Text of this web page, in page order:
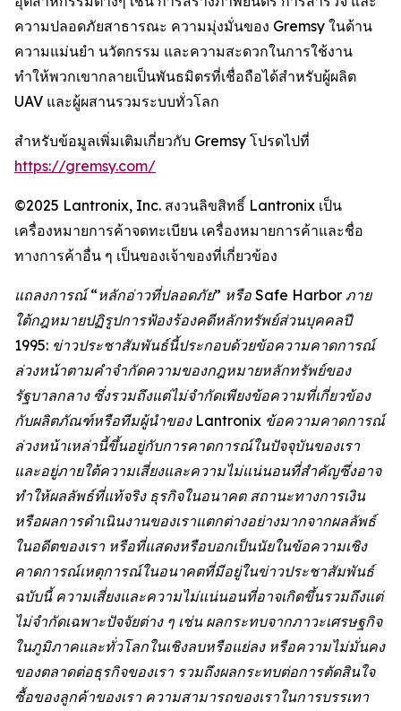
ความปลอดภัยสาธารณะ ความมุ่งมั่นของ Gremsy ในด้าน
ความแม่นยำ นวัตกรรม และความสะดวกในการใช้งาน
ทำให้พวกเขากลายเป็นพันธมิตรที่เชื่อถือได้สำหรับผู้ผลิต
UAV และผู้ผสานรวมระบบทั่วโลก
สำหรับข้อมูลเพิ่มเติมเกี่ยวกับ Gremsy โปรดไปที่
https://gremsy.com/
©2025 Lantronix, Inc. สงวนลิขสิทธิ์ Lantronix เป็น
เครื่องหมายการค้าจดทะเบียน เครื่องหมายการค้าและชื่อ
ทางการค้าอื่น ๆ เป็นของเจ้าของที่เกี่ยวข้อง
แถลงการณ์ “หลักอ่าวที่ปลอดภัย” หรือ Safe Harbor ภาย
ใต้กฎหมายปฏิรูปการฟ้องร้องคดีหลักทรัพย์ส่วนบุคคลปี
1995: ข่าวประชาสัมพันธ์นี้ประกอบด้วยข้อความคาดการณ์
ล่วงหน้าตามคำจำกัดความของกฎหมายหลักทรัพย์ของ
รัฐบาลกลาง ซึ่งรวมถึงแต่ไม่จำกัดเพียงข้อความที่เกี่ยวข้อง
กับผลิตภัณฑ์หรือทีมผู้นำของ Lantronix ข้อความคาดการณ์
ล่วงหน้าเหล่านี้ขึ้นอยู่กับการคาดการณ์ในปัจจุบันของเรา
และอยู่ภายใต้ความเสี่ยงและความไม่แน่นอนที่สำคัญซึ่งอาจ
ทำให้ผลลัพธ์ที่แท้จริง ธุรกิจในอนาคต สถานะทางการเงิน
หรือผลการดำเนินงานของเราแตกต่างอย่างมากจากผลลัพธ์
ในอดีตของเรา หรือที่แสดงหรือบอกเป็นนัยในข้อความเชิง
คาดการณ์เหตุการณ์ในอนาคตที่มีอยู่ในข่าวประชาสัมพันธ์
ฉบับนี้ ความเสี่ยงและความไม่แน่นอนที่อาจเกิดขึ้นรวมถึงแต่
ไม่จำกัดเฉพาะปัจจัยต่าง ๆ เช่น ผลกระทบจากภาวะเศรษฐกิจ
ในภูมิภาคและทั่วโลกในเชิงลบหรือแย่ลง หรือความไม่มั่นคง
ของตลาดต่อธุรกิจของเรา รวมถึงผลกระทบต่อการตัดสินใจ
ซื้อของลูกค้าของเรา ความสามารถของเราในการบรรเทา